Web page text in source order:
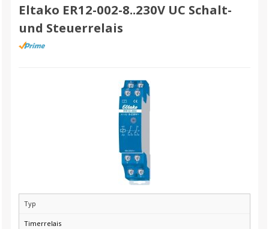
Eltako ER12-002-8..230V UC Schalt-
und Steuerrelais
Typ
Timerrelais